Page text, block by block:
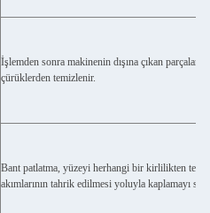
İşlemden sonra makinenin dışına çıkan
çürüklerden temizlenir.
Bant patlatma, yüzeyi herhangi bir kirlilikten
akımlarının tahrik edilmesi yoluyla kaplamayı